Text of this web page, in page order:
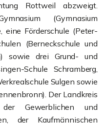
Rottweil abzweigt.
(Gymnasium
eine Förderschule (Peter-
(Berneckschule und
sowie drei Grund- und
Schule Schramberg,
Sulgen sowie
Der Landkreis
Gewerblichen und
der Kaufmännischen